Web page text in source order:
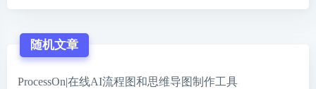
随机文章
ProcessOn|在线AI流程图和思维导图制作工具